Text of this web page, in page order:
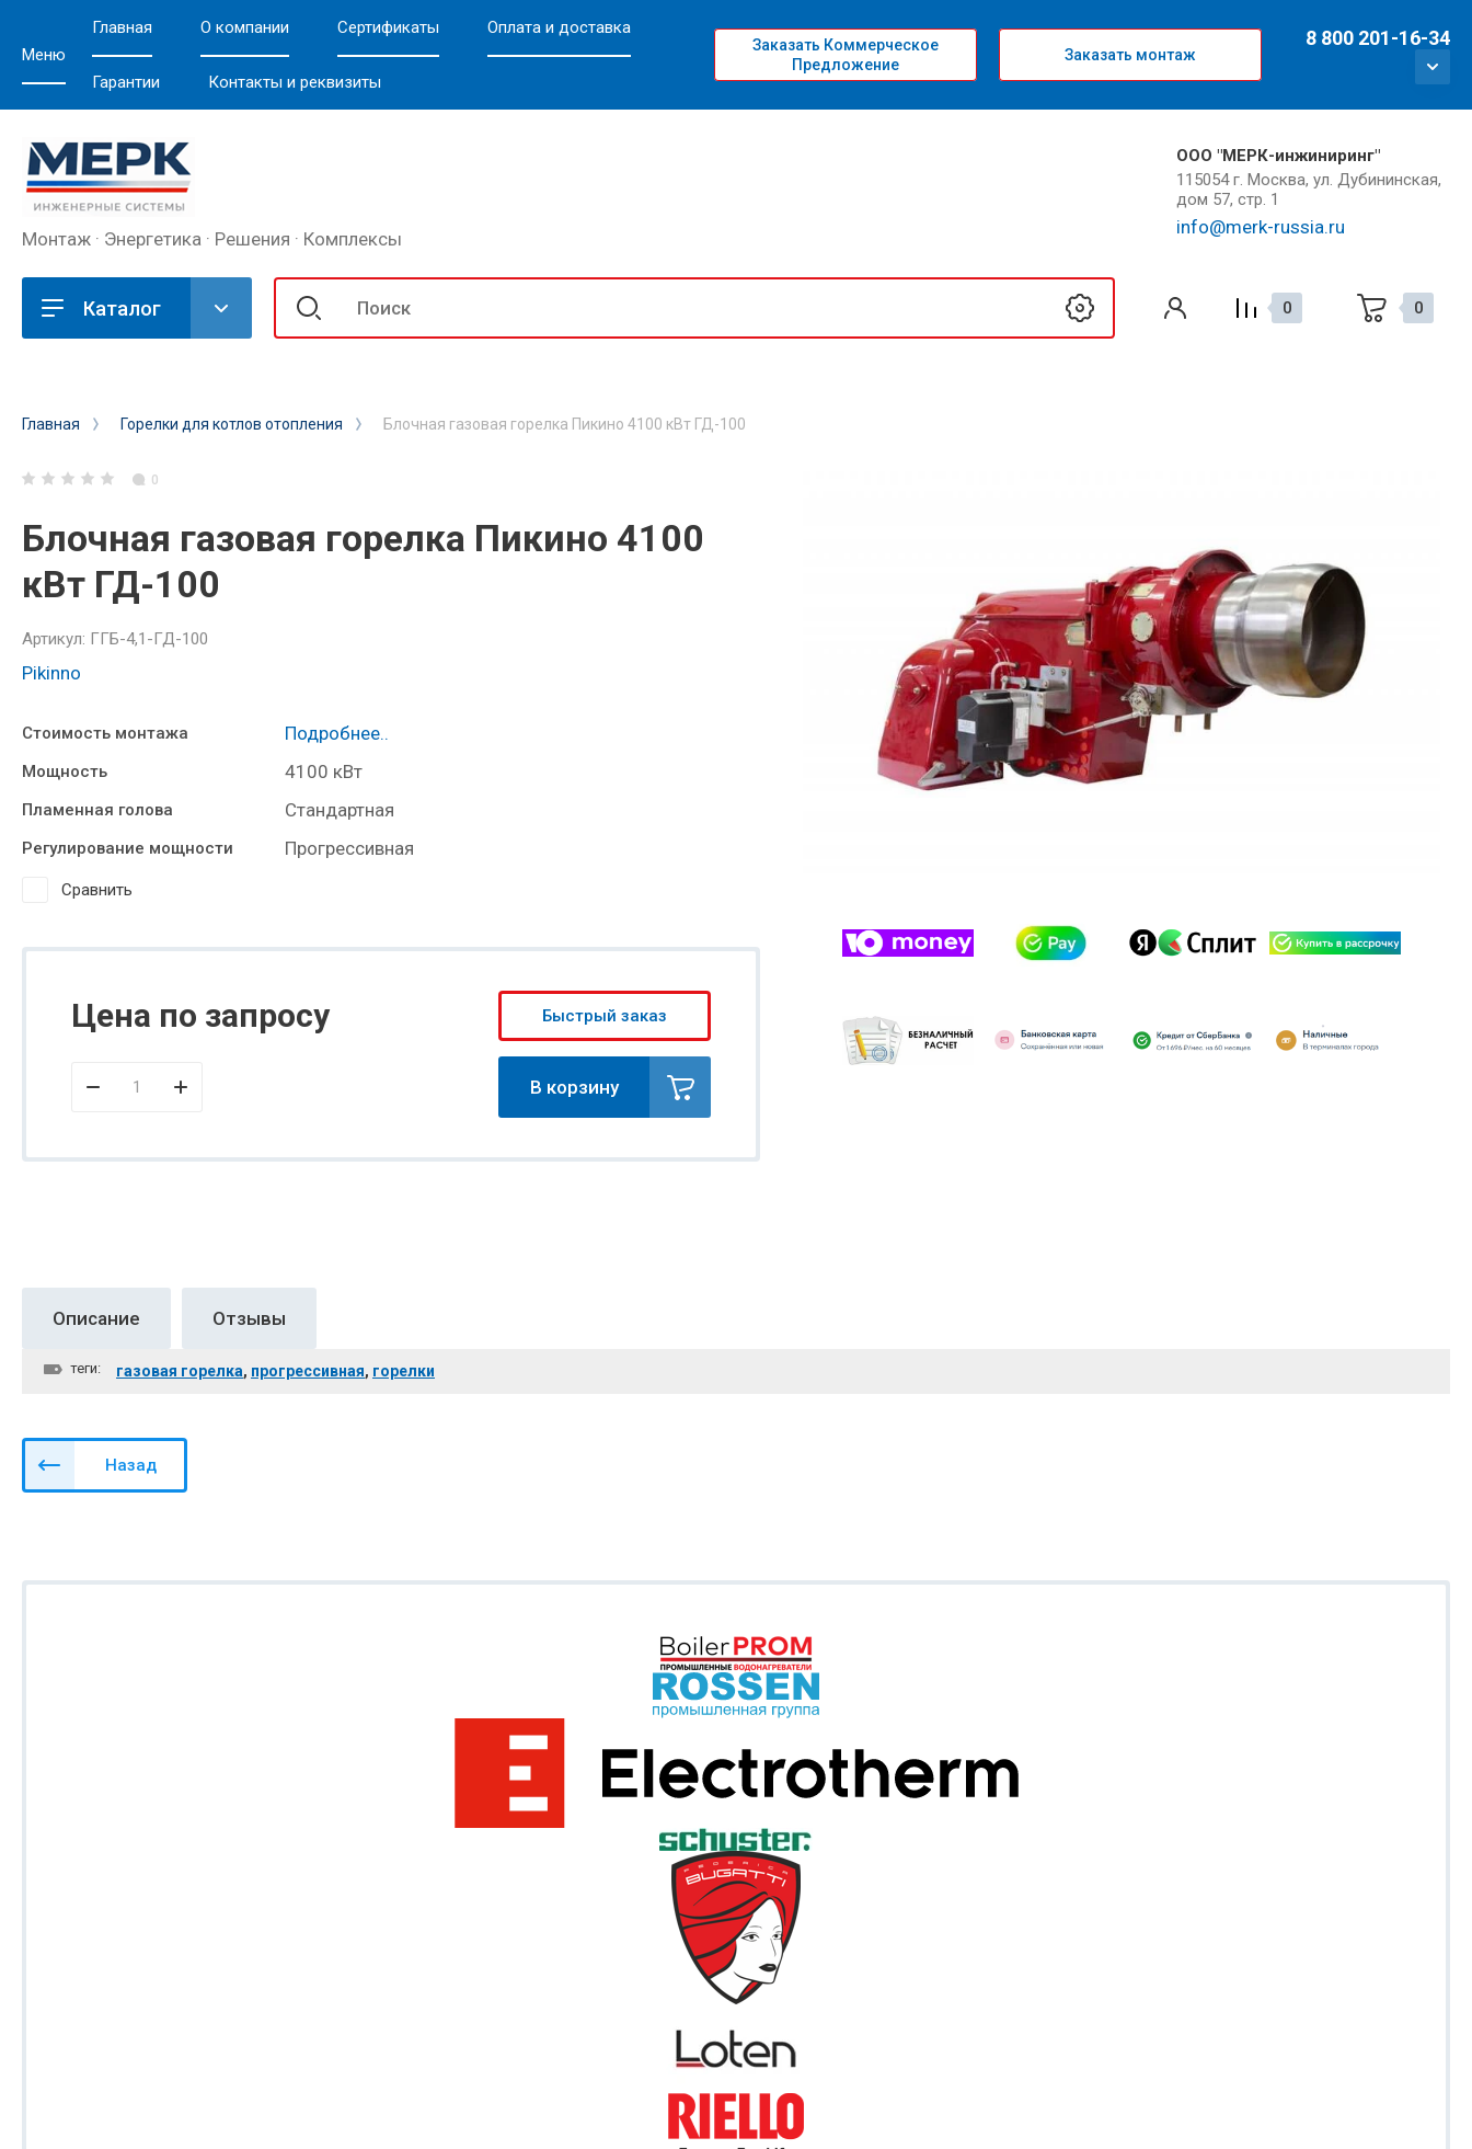
Меню
Главная О компании Сертификаты Оплата и доставка
Гарантии Контакты и реквизиты
Заказать Коммерческое
Предложение
Заказать монтаж
8 800 201-16-34
Монтаж · Энергетика · Решения · Комплексы
ООО "МЕРК-инжиниринг"
115054 г. Москва, ул. Дубининская,
дом 57, стр. 1
info@merk-russia.ru
Каталог 0 0
Главная Горелки для котлов отопления Блочная газовая горелка Пикино 4100 кВт ГД-100
0
Блочная газовая горелка Пикино 4100
кВт ГД-100
Артикул: ГГБ-4,1-ГД-100
Pikinno
Стоимость монтажа Подробнее..
Мощность 4100 кВт
Пламенная голова Стандартная
Регулирование мощности Прогрессивная
Сравнить
Цена по запросу
В корзину
Быстрый заказ
Описание Отзывы
теги: газовая горелка, прогрессивная, горелки
Назад